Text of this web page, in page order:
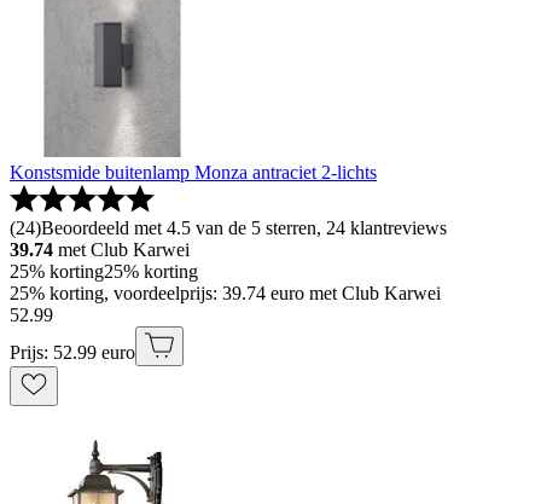
Konstsmide buitenlamp Monza antraciet 2-lichts
(24)Beoordeeld met 4.5 van de 5 sterren, 24 klantreviews
39.74 met Club Karwei
25% korting25% korting
25% korting, voordeelprijs: 39.74 euro met Club Karwei
52.99
Prijs: 52.99 euro